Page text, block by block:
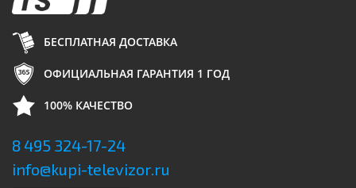
БЕСПЛАТНАЯ ДОСТАВКА
ОФИЦИАЛЬНАЯ ГАРАНТИЯ 1 ГОД
100% КАЧЕСТВО
8 495 324-17-24
info@kupi-televizor.ru